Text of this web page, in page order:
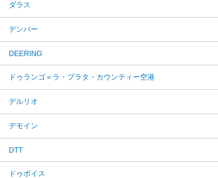
ダラス
デンバー
DEERING
ドゥランゴ＝ラ・プラタ・カウンティー空港
デルリオ
デモイン
DTT
ドゥボイス